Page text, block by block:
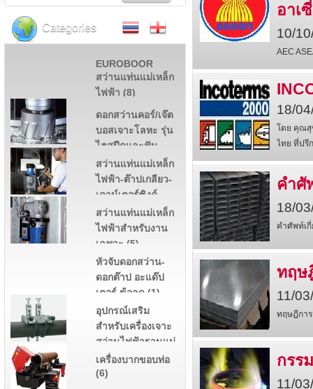
อาเ
10/
AEC
18/
โดย คุณสุ
ไทย ที่ปรึ
คำศั
18/
คำศัพท์เ
ทฤษ
11/
ทฤษฎีกา
กรร
11/
Categories
EUROBOOR
สว่านแท่นแม่เหล็ก
ไฟฟ้า (8)
ดอกสว่านคอร์/เจ๊ต
บอสเจาะโลหะ รุ่น
ไฮสปีดและฟัน
คาร์ไบด์ (3)
สว่านแท่นแม่เหล็ก
ไฟฟ้า-ต๊าปเกลียว-
เคาน์เตอร์ซิงค์-
กว้านรูหัวน๊อต (2)
สว่านแท่นแม่เหล็ก
ไฟฟ้าสำหรับงาน
เฉพาะ (5)
หัวจับดอกสว่าน-
ดอกต๊าป อะแด๊ป
เตอร์ ข้อลด (1)
อุปกรณ์เสริม
สำหรับเครื่องเจาะ
สว่านไฟฟ้าฐานแม่
เหล็ก (4)
เครื่องบากขอบท่อ
(6)